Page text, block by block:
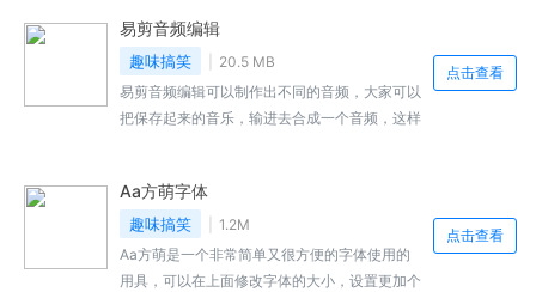
辑生成，还有多种手机滤镜，是致力于为用户带
来欢乐，感兴趣的小伙伴快来本站下载吧。
易剪音频编辑
趣味搞笑
20.5 MB
易剪音频编辑可以制作出不同的音频，大家可以
把保存起来的音乐，输进去合成一个音频，这样
音频，按照要求来剪接就可以了，大家对这款软
件还有什么不了解的，就看看下面小编的相关介
绍吧
点击查看
Aa方萌字体
趣味搞笑
1.2M
Aa方萌是一个非常简单又很方便的字体使用的
用具，可以在上面修改字体的大小，设置更加个
点击查看